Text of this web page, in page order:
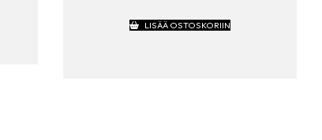
LISÄÄ OSTOSKORIIN